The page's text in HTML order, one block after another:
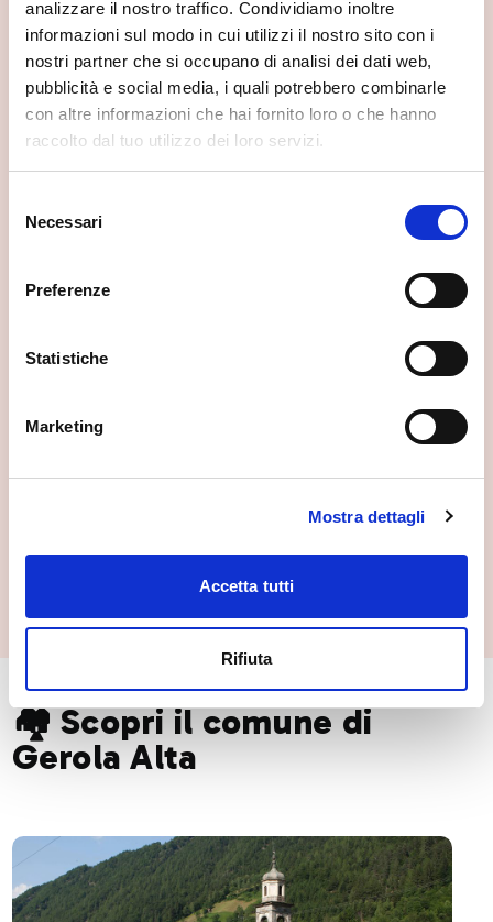
analizzare il nostro traffico. Condividiamo inoltre
informazioni sul modo in cui utilizzi il nostro sito con i
nostri partner che si occupano di analisi dei dati web,
pubblicità e social media, i quali potrebbero combinarle
con altre informazioni che hai fornito loro o che hanno
raccolto dal tuo utilizzo dei loro servizi.
delNecessari
Preferenze
Statistiche
Marketing
Mostra dettagli
Accetta tutti
Rifiuta
🏘️ Scopri il comune di
Gerola Alta